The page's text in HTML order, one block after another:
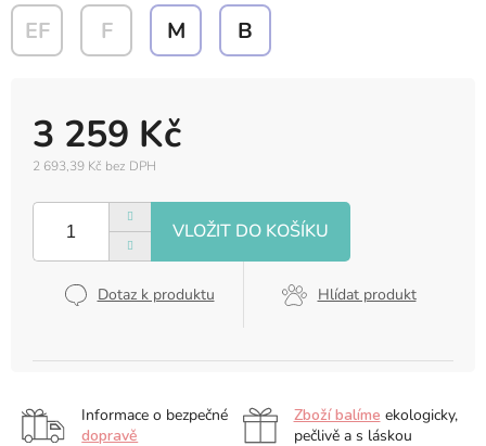
3 259 Kč
2 693,39 Kč bez DPH
cena:
Dotaz k produktu Hlídat produkt
EF F M B
Informace o bezpečné
dopravě
Zboží balíme ekologicky,
pečlivě a s láskou